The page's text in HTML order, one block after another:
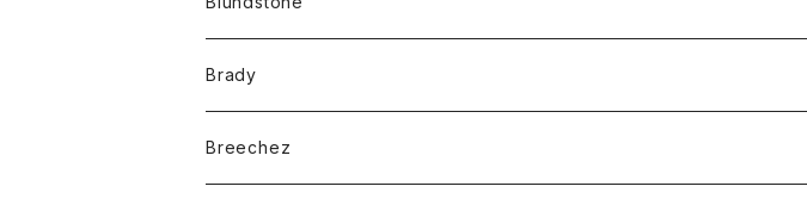
コート
バッグ
ベルト
キッズ
Tシャツ
グッズ
Brady
Breechez